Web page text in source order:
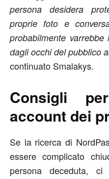
persona desidera
proprie foto e
probabilmente
dagli occhi del pubblico
continuato Smalakys.
Consigli
account dei
Se la ricerca di
essere complicato
persona deceduta,